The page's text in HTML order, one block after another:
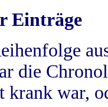
Einträge
die
krank war,